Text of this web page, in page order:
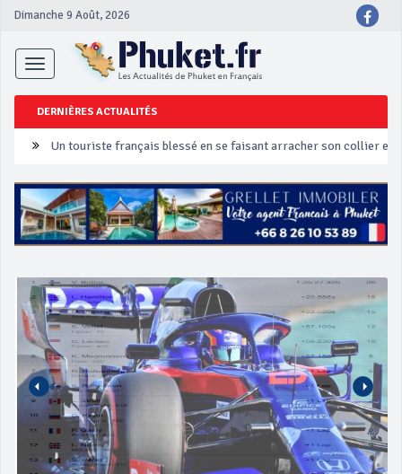
Dimanche 9 Août, 2026
Toggle
navigation
DERNIÈRES ACTUALITÉS
Un touriste français blessé en se faisant arracher son collier en
Phuket Peranakan Festival
‘Phuket Eye’ assurera la sécurité pendant Songkran
Campagne de sécurité routière ‘Seven Days of Danger’ de